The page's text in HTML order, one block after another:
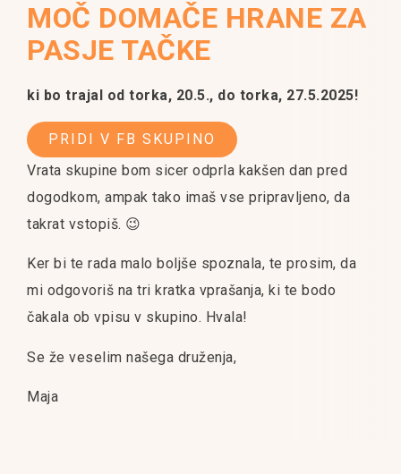
MOČ DOMAČE HRANE ZA
PASJE TAČKE
ki bo trajal od torka, 20.5., do torka, 27.5.2025!
PRIDI V FB SKUPINO
Vrata skupine bom sicer odprla kakšen dan pred
dogodkom, ampak tako imaš vse pripravljeno, da
takrat vstopiš. 😉
Ker bi te rada malo boljše spoznala, te prosim, da
mi odgovoriš na tri kratka vprašanja, ki te bodo
čakala ob vpisu v skupino. Hvala!
Se že veselim našega druženja,
Maja